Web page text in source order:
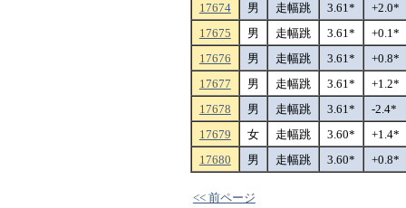
17674
男 走幅跳 3.61*
+2.0*
17675
男 走幅跳 3.61*
+0.1*
17676
男 走幅跳 3.61*
+0.8*
17677
男 走幅跳 3.61*
+1.2*
17678
男 走幅跳 3.61*
-2.4*
17679
女 走幅跳 3.60*
+1.4*
17680
男 走幅跳 3.60* +0.8*
<< 前ページ